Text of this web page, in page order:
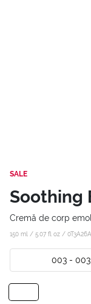
SALE
Soothing
Cremă de corp
150 ml / 5.07 fl oz /
003 - 003